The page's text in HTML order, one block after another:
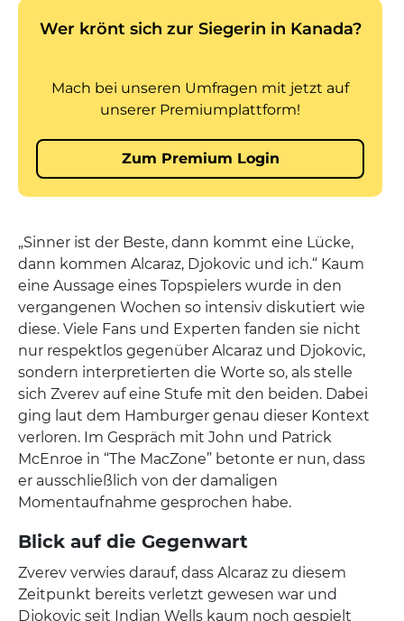
„Sinner ist der Beste, dann kommt eine Lücke,
dann kommen Alcaraz, Djokovic und ich.“ Kaum
eine Aussage eines Topspielers wurde in den
vergangenen Wochen so intensiv diskutiert wie
diese. Viele Fans und Experten fanden sie nicht
nur respektlos gegenüber Alcaraz und Djokovic,
sondern interpretierten die Worte so, als stelle
sich Zverev auf eine Stufe mit den beiden. Dabei
ging laut dem Hamburger genau dieser Kontext
verloren. Im Gespräch mit John und Patrick
McEnroe in “The MacZone” betonte er nun, dass
er ausschließlich von der damaligen
Momentaufnahme gesprochen habe.
Blick auf die Gegenwart
Zverev verwies darauf, dass Alcaraz zu diesem
Zeitpunkt bereits verletzt gewesen war und
Djokovic seit Indian Wells kaum noch gespielt